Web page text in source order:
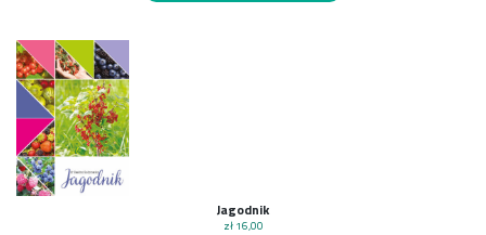
Jagodnik
zł16,00